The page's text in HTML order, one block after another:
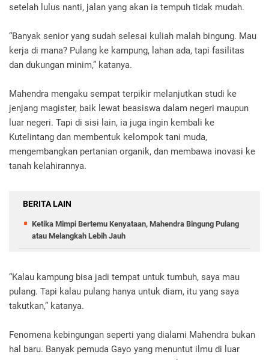
setelah lulus nanti, jalan yang akan ia tempuh tidak mudah.
“Banyak senior yang sudah selesai kuliah malah bingung. Mau
kerja di mana? Pulang ke kampung, lahan ada, tapi fasilitas
dan dukungan minim,” katanya.
Mahendra mengaku sempat terpikir melanjutkan studi ke
jenjang magister, baik lewat beasiswa dalam negeri maupun
luar negeri. Tapi di sisi lain, ia juga ingin kembali ke
Kutelintang dan membentuk kelompok tani muda,
mengembangkan pertanian organik, dan membawa inovasi ke
tanah kelahirannya.
BERITA LAIN
Ketika Mimpi Bertemu Kenyataan, Mahendra Bingung Pulang
atau Melangkah Lebih Jauh
“Kalau kampung bisa jadi tempat untuk tumbuh, saya mau
pulang. Tapi kalau pulang hanya untuk diam, itu yang saya
takutkan,” katanya.
Fenomena kebingungan seperti yang dialami Mahendra bukan
hal baru. Banyak pemuda Gayo yang menuntut ilmu di luar